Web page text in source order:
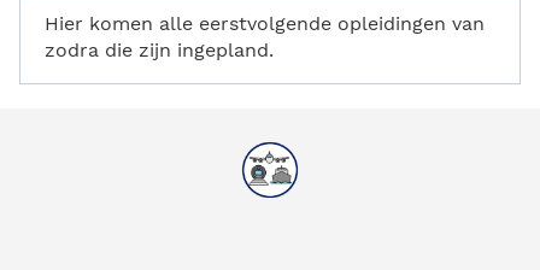
Hier komen alle eerstvolgende opleidingen van
zodra die zijn ingepland.